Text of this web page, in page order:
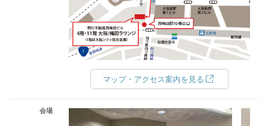
マップ・アクセス案内を見る
会場